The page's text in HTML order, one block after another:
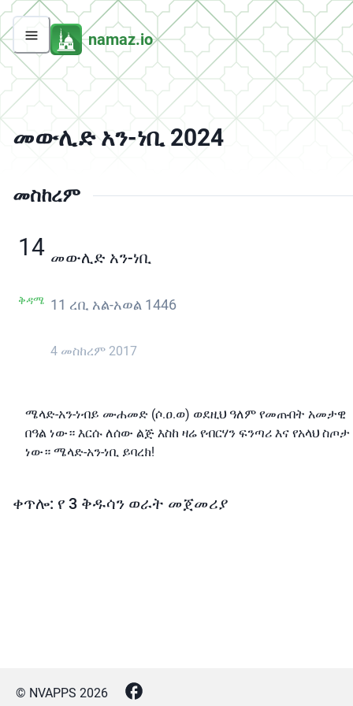
namaz.io
መውሊድ አን-ነቢ 2024
መስከረም
14
ቅዳሜ
መውሊድ አን-ነቢ
11 ረቢ አል-አወል 1446
4 መስከረም 2017
ሜላድ-አን-ነብይ ሙሐመድ (ሶ.ዐ.ወ) ወደዚህ ዓለም የመጡበት አመታዊ
በዓል ነው። እርሱ ለሰው ልጅ እስከ ዛሬ የብርሃን ፍንጣሪ እና የአላህ ስጦታ
ነው። ሜላድ-አን-ነቢ ይባረክ!
ቀጥሎ: የ 3 ቅዱሳን ወራት መጀመሪያ
© NVAPPS 2026